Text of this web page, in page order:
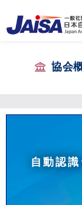
協会
自動認